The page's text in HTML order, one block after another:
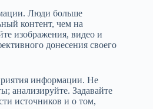
Люди больше
контент, чем на
изображения, видео и
донесения своего
информации. Не
анализируйте. Задавайте
источников и о том,